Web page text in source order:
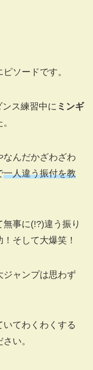
ソードです。
ンス練習中に ミンギ
なんだかざわざわ
一人違う振付を教
無事に(!?)違う振り
そして大爆笑！
ジャンプは思わず
てわくわくする
い。